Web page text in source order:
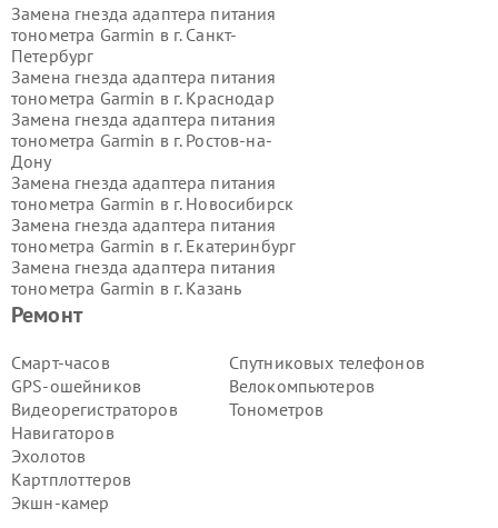
Ремонт
Смарт-часов
GPS-ошейников
Видеорегистраторов
Навигаторов
Эхолотов
Картплоттеров
Экшн-камер
Спутниковых телефонов
Велокомпьютеров
Тонометров
Замена гнезда адаптера питания
тонометра Garmin в г. Санкт-
Петербург
Замена гнезда адаптера питания
тонометра Garmin в г. Краснодар
Замена гнезда адаптера питания
тонометра Garmin в г. Ростов-на-
Дону
Замена гнезда адаптера питания
тонометра Garmin в г. Новосибирск
Замена гнезда адаптера питания
тонометра Garmin в г. Екатеринбург
Замена гнезда адаптера питания
тонометра Garmin в г. Казань
Замена гнезда адаптера питания
тонометра Garmin в г.
тонометра Garmin в г.
Волгоград
Замена гнезда адаптера питания
тонометра Garmin в г.
Самара
Замена гнезда адаптера питания
тонометра Garmin в г.
Замена гнезда адаптера питания
тонометра Garmin в г.
Замена гнезда адаптера питания